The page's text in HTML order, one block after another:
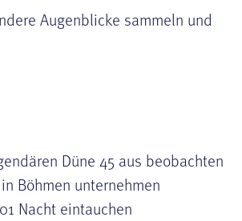
Augenblicke sammeln und
Düne 45 aus beobachten
Böhmen unternehmen
Nacht eintauchen